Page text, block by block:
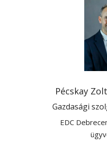
Pécskay
Gazdasági
EDC